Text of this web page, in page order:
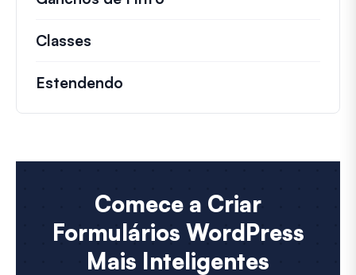
Classes
Estendendo
Comece a Criar
Formulários WordPress
Mais Inteligentes